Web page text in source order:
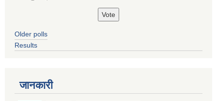
Older polls
Results
जानकारी